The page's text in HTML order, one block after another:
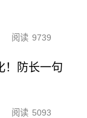
阅读 9739
！防长一句
阅读 5093